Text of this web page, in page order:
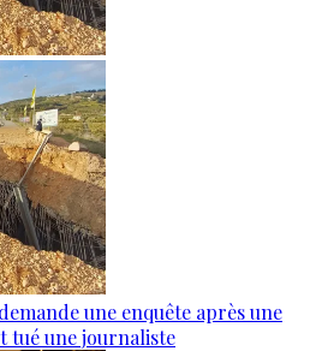
une enquête après une
tué une journaliste